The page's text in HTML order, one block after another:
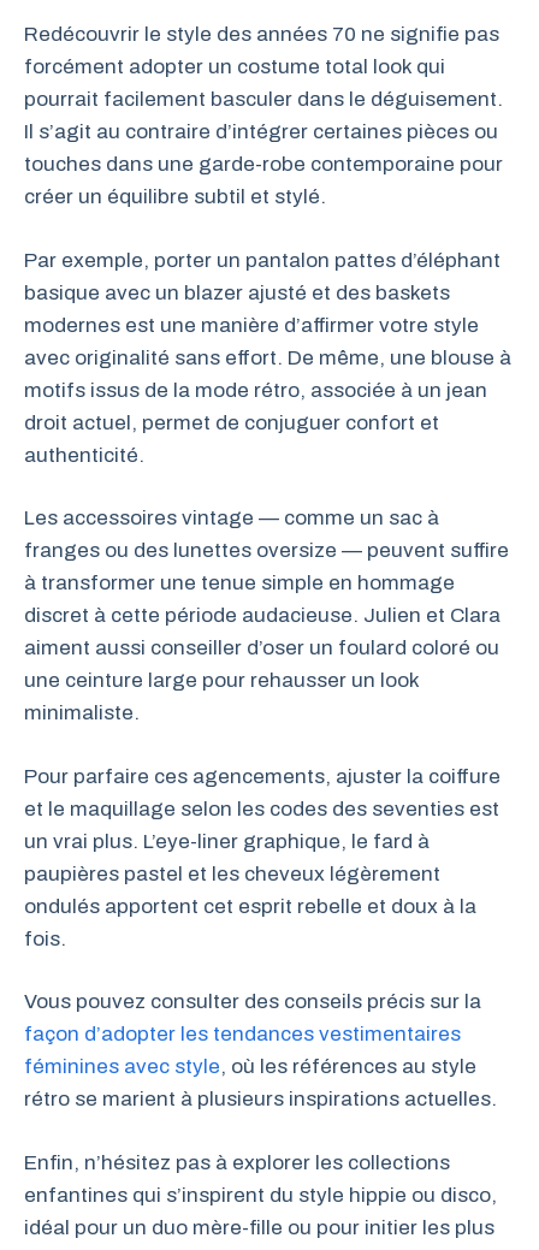
Redécouvrir le style des années 70 ne signifie pas
forcément adopter un costume total look qui
pourrait facilement basculer dans le déguisement.
Il s’agit au contraire d’intégrer certaines pièces ou
touches dans une garde-robe contemporaine pour
créer un équilibre subtil et stylé.
Par exemple, porter un pantalon pattes d’éléphant
basique avec un blazer ajusté et des baskets
modernes est une manière d’affirmer votre style
avec originalité sans effort. De même, une blouse à
motifs issus de la mode rétro, associée à un jean
droit actuel, permet de conjuguer confort et
authenticité.
Les accessoires vintage — comme un sac à
franges ou des lunettes oversize — peuvent suffire
à transformer une tenue simple en hommage
discret à cette période audacieuse. Julien et Clara
aiment aussi conseiller d’oser un foulard coloré ou
une ceinture large pour rehausser un look
minimaliste.
Pour parfaire ces agencements, ajuster la coiffure
et le maquillage selon les codes des seventies est
un vrai plus. L’eye-liner graphique, le fard à
paupières pastel et les cheveux légèrement
ondulés apportent cet esprit rebelle et doux à la
fois.
Vous pouvez consulter des conseils précis sur la
façon d’adopter les tendances vestimentaires
féminines avec style, où les références au style
rétro se marient à plusieurs inspirations actuelles.
Enfin, n’hésitez pas à explorer les collections
enfantines qui s’inspirent du style hippie ou disco,
idéal pour un duo mère-fille ou pour initier les plus